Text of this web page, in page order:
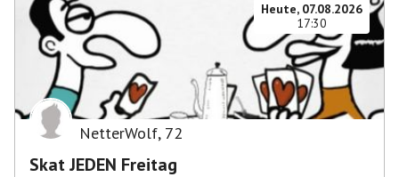
Heute, 07.08.2026
17:30
NetterWolf, 72
Skat JEDEN Freitag